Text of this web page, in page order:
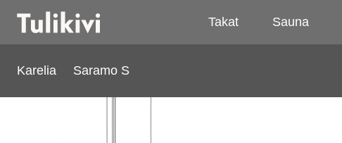
Takat Sauna
Karelia Saramo S